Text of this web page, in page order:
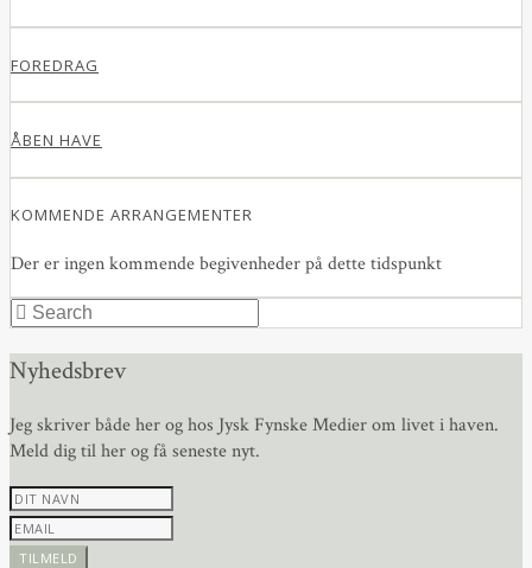
FOREDRAG
ÅBEN HAVE
KOMMENDE ARRANGEMENTER
Der er ingen kommende begivenheder på dette tidspunkt
Nyhedsbrev
Jeg skriver både her og hos Jysk Fynske Medier om livet i haven.
Meld dig til her og få seneste nyt.